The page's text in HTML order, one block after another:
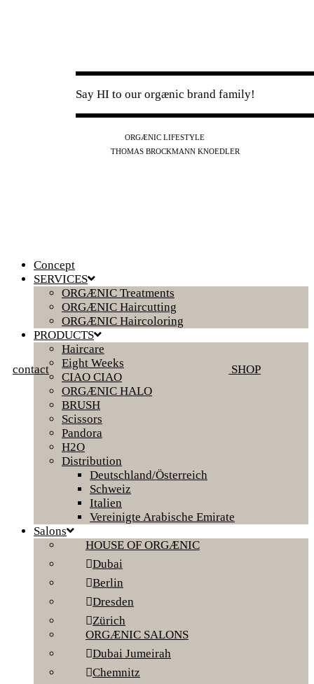
Say HI to our orgænic brand family!
ORGÆNIC LIFESTYLE
THOMAS BROCKMANN KNOEDLER
contact SHOP
Concept
SERVICES
ORGÆNIC Treatments
ORGÆNIC Haircutting
ORGÆNIC Haircoloring
PRODUCTS
Haircare
Eight Weeks
CIAO CIAO
ORGÆNIC HALO
BRUSH
Scissors
Pandora
H2O
Distribution
Deutschland/Österreich
Schweiz
Italien
Vereinigte Arabische Emirate
Salons
HOUSE OF ORGÆNIC
Dubai
Berlin
Dresden
Zürich
ORGÆNIC SALONS
Dubai Jumeirah
Chemnitz